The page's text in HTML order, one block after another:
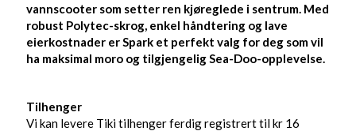
vannscooter som setter ren kjøreglede i sentrum. Med
robust Polytec-skrog, enkel håndtering og lave
eierkostnader er Spark et perfekt valg for deg som vil
ha maksimal moro og tilgjengelig Sea-Doo-opplevelse.
Tilhenger
Vi kan levere Tiki tilhenger ferdig registrert til kr 16